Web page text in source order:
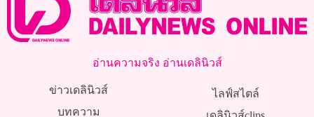
อ่านความจริง อ่านเดลินิวส์
ข่าวเดลินิวส์
บทความ
ไลฟ์สไตล์